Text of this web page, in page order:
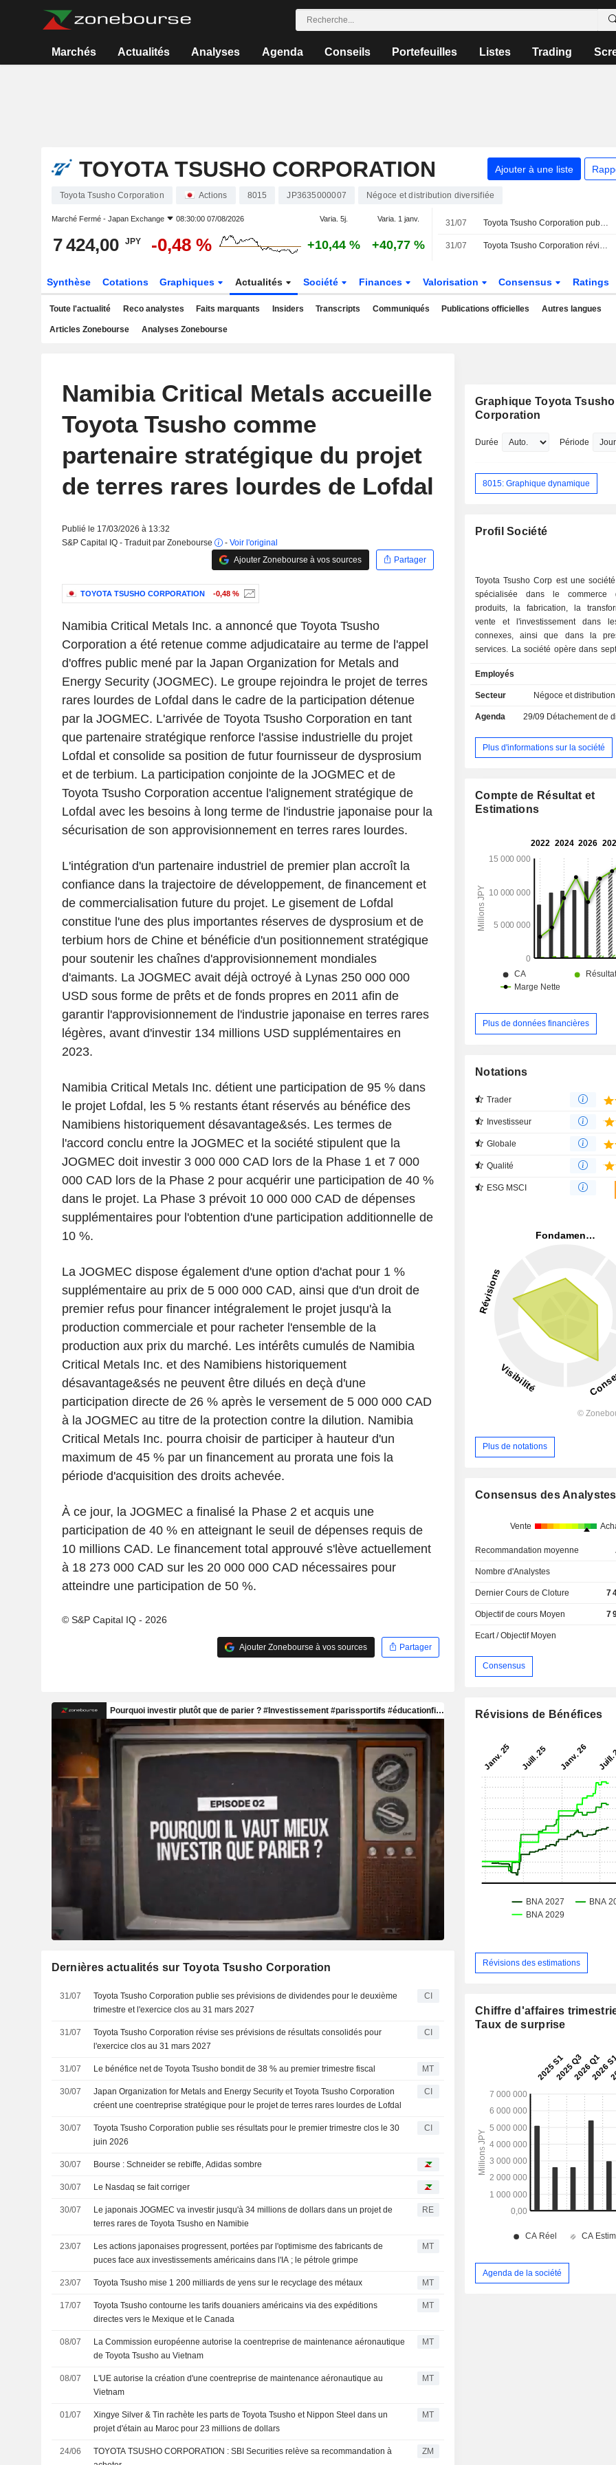
Marchés Actualités Analyses Agenda Conseils Portefeuilles Listes Trading
TOYOTA TSUSHO CORPORATION Ajouter à une liste
Toyota Tsusho Corporation Actions 8015 JP3635000007 Négoce et distribution diversifiée
Marché Fermé - Japan Exchange 08:30:00 07/08/2026 Varia. 5j. Varia. 1 janv.
7 424,00 JPY -0,48 % +10,44 % +40,77 %
31/07 Toyota Tsusho Corporation publie ses prévisions de dividendes pour le deuxième trimestre et l'exercice clos au 31 mars 2027
31/07 Toyota Tsusho Corporation révise ses prévisions de résultats consolidés pour l'exercice clos au 31 mars 2027
Synthèse Cotations Graphiques Actualités Société Finances Valorisation Consensus Ratings
Toute l'actualité Reco analystes Faits marquants Insiders Transcripts Communiqués Publications officielles Autres langues
Articles Zonebourse Analyses Zonebourse
Namibia Critical Metals accueille
Toyota Tsusho comme
partenaire stratégique du projet
de terres rares lourdes de Lofdal
Publié le 17/03/2026 à 13:32
S&P Capital IQ - Traduit par Zonebourse
- Voir l'original
Ajouter Zonebourse à vos sources
Partager
TOYOTA TSUSHO CORPORATION -0,48 %
Namibia Critical Metals Inc. a annoncé que Toyota Tsusho
Corporation a été retenue comme adjudicataire au terme de l'appel
d'offres public mené par la Japan Organization for Metals and
Energy Security (JOGMEC). Le groupe rejoindra le projet de terres
rares lourdes de Lofdal dans le cadre de la participation détenue
par la JOGMEC. L'arrivée de Toyota Tsusho Corporation en tant
que partenaire stratégique renforce l'assise industrielle du projet
Lofdal et consolide sa position de futur fournisseur de dysprosium
et de terbium. La participation conjointe de la JOGMEC et de
Toyota Tsusho Corporation accentue l'alignement stratégique de
Lofdal avec les besoins à long terme de l'industrie japonaise pour la
sécurisation de son approvisionnement en terres rares lourdes.
L'intégration d'un partenaire industriel de premier plan accroît la
confiance dans la trajectoire de développement, de financement et
de commercialisation future du projet. Le gisement de Lofdal
constitue l'une des plus importantes réserves de dysprosium et de
terbium hors de Chine et bénéficie d'un positionnement stratégique
pour soutenir les chaînes d'approvisionnement mondiales
d'aimants. La JOGMEC avait déjà octroyé à Lynas 250 000 000
USD sous forme de prêts et de fonds propres en 2011 afin de
garantir l'approvisionnement de l'industrie japonaise en terres rares
légères, avant d'investir 134 millions USD supplémentaires en
2023.
Namibia Critical Metals Inc. détient une participation de 95 % dans
le projet Lofdal, les 5 % restants étant réservés au bénéfice des
Namibiens historiquement désavantage&sés. Les termes de
l'accord conclu entre la JOGMEC et la société stipulent que la
JOGMEC doit investir 3 000 000 CAD lors de la Phase 1 et 7 000
000 CAD lors de la Phase 2 pour acquérir une participation de 40 %
dans le projet. La Phase 3 prévoit 10 000 000 CAD de dépenses
supplémentaires pour l'obtention d'une participation additionnelle de
10 %.
La JOGMEC dispose également d'une option d'achat pour 1 %
supplémentaire au prix de 5 000 000 CAD, ainsi que d'un droit de
premier refus pour financer intégralement le projet jusqu'à la
production commerciale et pour racheter l'ensemble de la
production aux prix du marché. Les intérêts cumulés de Namibia
Critical Metals Inc. et des Namibiens historiquement
désavantage&sés ne peuvent être dilués en deçà d'une
participation directe de 26 % après le versement de 5 000 000 CAD
à la JOGMEC au titre de la protection contre la dilution. Namibia
Critical Metals Inc. pourra choisir de participer à hauteur d'un
maximum de 45 % par un financement au prorata une fois la
période d'acquisition des droits achevée.
À ce jour, la JOGMEC a finalisé la Phase 2 et acquis une
participation de 40 % en atteignant le seuil de dépenses requis de
10 millions CAD. Le financement total approuvé s'lève actuellement
à 18 273 000 CAD sur les 20 000 000 CAD nécessaires pour
atteindre une participation de 50 %.
© S&P Capital IQ - 2026
Ajouter Zonebourse à vos sources Partager
Dernières actualités sur Toyota Tsusho Corporation
31/07
Toyota Tsusho Corporation publie ses prévisions de dividendes pour le deuxième
trimestre et l'exercice clos au 31 mars 2027
CI
31/07
Toyota Tsusho Corporation révise ses prévisions de résultats consolidés pour
l'exercice clos au 31 mars 2027
CI
31/07 Le bénéfice net de Toyota Tsusho bondit de 38 % au premier trimestre fiscal MT
30/07
Japan Organization for Metals and Energy Security et Toyota Tsusho Corporation
créent une coentreprise stratégique pour le projet de terres rares lourdes de Lofdal
CI
30/07
Toyota Tsusho Corporation publie ses résultats pour le premier trimestre clos le 30
juin 2026
CI
30/07 Bourse : Schneider se rebiffe, Adidas sombre
30/07 Le Nasdaq se fait corriger
30/07
Le japonais JOGMEC va investir jusqu'à 34 millions de dollars dans un projet de
terres rares de Toyota Tsusho en Namibie
RE
23/07
Les actions japonaises progressent, portées par l'optimisme des fabricants de
puces face aux investissements américains dans l'IA ; le pétrole grimpe
MT
23/07 Toyota Tsusho mise 1 200 milliards de yens sur le recyclage des métaux MT
17/07
Toyota Tsusho contourne les tarifs douaniers américains via des expéditions
directes vers le Mexique et le Canada
MT
08/07
La Commission européenne autorise la coentreprise de maintenance aéronautique
de Toyota Tsusho au Vietnam
MT
08/07
L'UE autorise la création d'une coentreprise de maintenance aéronautique au
Vietnam
MT
01/07
Xingye Silver & Tin rachète les parts de Toyota Tsusho et Nippon Steel dans un
projet d'étain au Maroc pour 23 millions de dollars
MT
24/06
TOYOTA TSUSHO CORPORATION : SBI Securities relève sa recommandation à
ZM
Graphique Toyota Tsusho
Corporation
Durée Période
8015: Graphique dynamique
Profil Société
Toyota Tsusho Corp est une
spécialisée dans le commerce
produits, la fabrication, la
vente et l'investissement dans
connexes, ainsi que dans la
services. La société opère dans sept
transformation, la fabrication, le
vente de produits sidérurgiques et de
Composants et logistique mondiaux
développe, conçoit et
accessoires pour la mobilité. Le
énergie et projets d'usines
équipements de fabrication et de
équipements de construction. Le
Produits chimiques et électronique
composants automobiles, des semi-
et des composants électroniques.
Alimentation et art de vivre fournit
transformés et des ingrédients
segment Afrique exerce des
domaines de la mobilité, de la
de consommation et des
Employés
Secteur Négoce et
Agenda 29/09 Détachement de
Plus d'informations sur la société
Compte de Résultat et
Estimations
Plus de données financières
Notations
Trader
Investisseur
Globale
Qualité
ESG MSCI
Plus de notations
Consensus des Analystes
Vente
Recommandation moyenne
Nombre d'Analystes
Dernier Cours de Cloture 7
Objectif de cours Moyen 7
Ecart / Objectif Moyen
Consensus
Révisions de Bénéfices
Révisions des estimations
Chiffre d'affaires
Taux de surprise
Agenda de la société